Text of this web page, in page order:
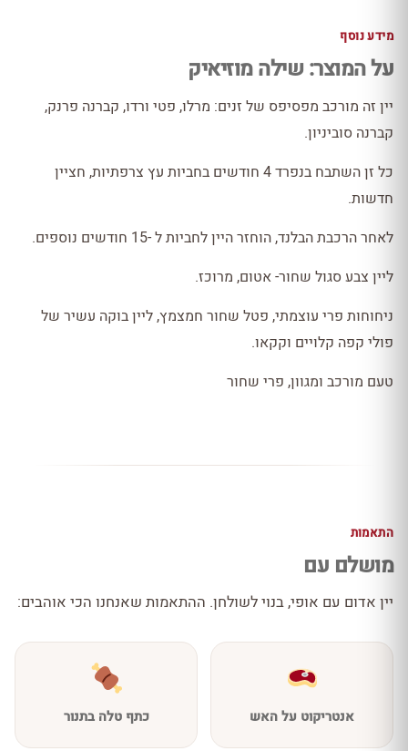
מידע נוסף
על המוצר: שילה מוזיאיק
יין זה מורכב מפסיפס של זנים: מרלו, פטי ורדו, קברנה פרנק,
קברנה סוביניון.
כל זן השתבח בנפרד 4 חודשים בחביות עץ צרפתיות, חציין
חדשות.
לאחר הרכבת הבלנד, הוחזר היין לחביות ל -15 חודשים נוספים.
ליין צבע סגול שחור- אטום, מרוכז.
ניחוחות פרי עוצמתי, פטל שחור חמצמץ, ליין בוקה עשיר של
פולי קפה קלויים וקקאו.
טעם מורכב ומגוון, פרי שחור
התאמות
מושלם עם
יין אדום עם אופי, בנוי לשולחן. ההתאמות שאנחנו הכי אוהבים:
אנטריקוט על האש כתף טלה בתנור